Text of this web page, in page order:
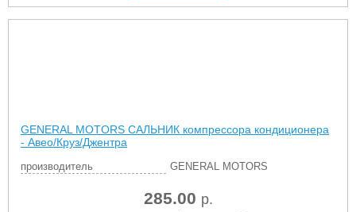
GENERAL MOTORS САЛЬНИК компрессора кондиционера
- Авео/Круз/Джентра
производитель GENERAL MOTORS
285.00 р.